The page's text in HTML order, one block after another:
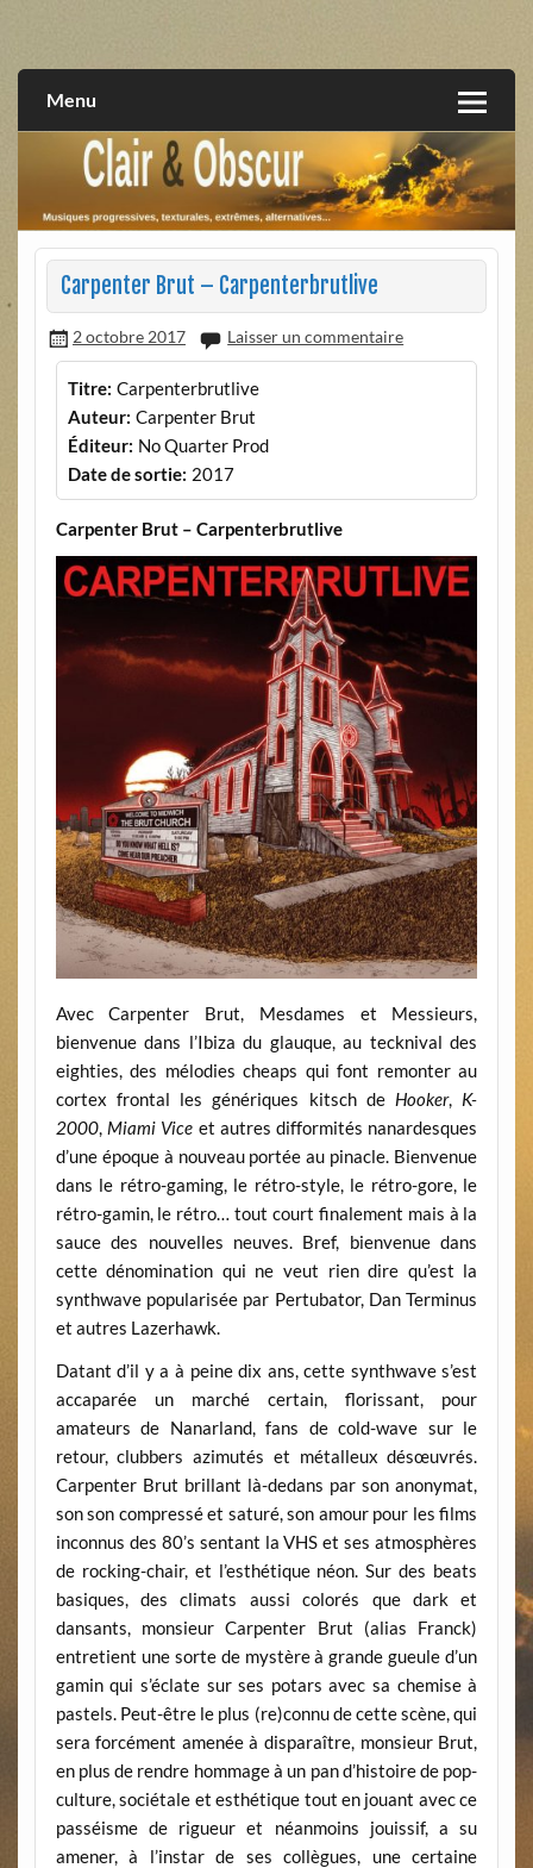
extrêmes, alternatives, texturales
Menu
Carpenter Brut – Carpenterbrutlive
2 octobre 2017 Laisser un commentaire
Titre: Carpenterbrutlive
Auteur: Carpenter Brut
Éditeur: No Quarter Prod
Date de sortie: 2017
Carpenter Brut – Carpenterbrutlive
Avec Carpenter Brut, Mesdames et Messieurs,
bienvenue dans l’Ibiza du glauque, au tecknival des
eighties, des mélodies cheaps qui font remonter au
cortex frontal les génériques kitsch de Hooker, K-
2000, Miami Vice et autres difformités nanardesques
d’une époque à nouveau portée au pinacle. Bienvenue
dans le rétro-gaming, le rétro-style, le rétro-gore, le
rétro-gamin, le rétro… tout court finalement mais à la
sauce des nouvelles neuves. Bref, bienvenue dans
cette dénomination qui ne veut rien dire qu’est la
synthwave popularisée par Pertubator, Dan Terminus
et autres Lazerhawk.
Datant d’il y a à peine dix ans, cette synthwave s’est
accaparée un marché certain, florissant, pour
amateurs de Nanarland, fans de cold-wave sur le
retour, clubbers azimutés et métalleux désœuvrés.
Carpenter Brut brillant là-dedans par son anonymat,
son son compressé et saturé, son amour pour les films
inconnus des 80’s sentant la VHS et ses atmosphères
de rocking-chair, et l’esthétique néon. Sur des beats
basiques, des climats aussi colorés que dark et
dansants, monsieur Carpenter Brut (alias Franck)
entretient une sorte de mystère à grande gueule d’un
gamin qui s’éclate sur ses potars avec sa chemise à
pastels. Peut-être le plus (re)connu de cette scène, qui
sera forcément amenée à disparaître, monsieur Brut,
en plus de rendre hommage à un pan d’histoire de pop-
culture, sociétale et esthétique tout en jouant avec ce
passéisme de rigueur et néanmoins jouissif, a su
amener, à l’instar de ses collègues, une certaine